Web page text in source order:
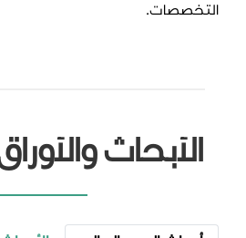
الإصدار الرابع - الإصدار
التخصصات.
الأبحاث